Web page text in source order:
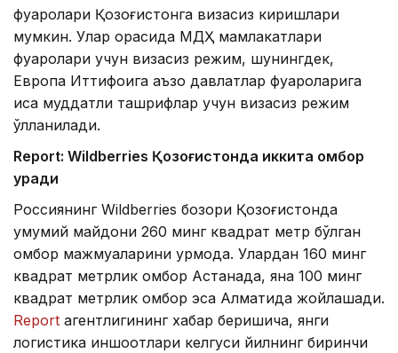
фуқаролари Қозоғистонга визасиз киришлари
мумкин. Улар орасида МДҲ мамлакатлари
фуқаролари учун визасиз режим, шунингдек,
Европа Иттифоқига аъзо давлатлар фуқароларига
қисқа муддатли ташрифлар учун визасиз режим
қўлланилади.
Report: Wildberries Қозоғистонда иккита омбор
қуради
Россиянинг Wildberries бозори Қозоғистонда
умумий майдони 260 минг квадрат метр бўлган
омбор мажмуаларини қурмоқда. Улардан 160 минг
квадрат метрлик омбор Астанада, яна 100 минг
квадрат метрлик омбор эса Алматида жойлашади.
Report агентлигининг хабар беришича, янги
логистика иншоотлари келгуси йилнинг биринчи